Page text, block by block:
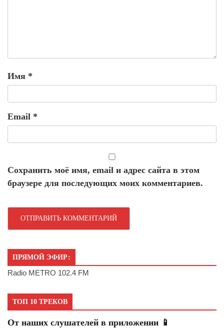
Имя *
Email *
Сохранить моё имя, email и адрес сайта в этом
браузере для последующих моих комментариев.
ПРЯМОЙ ЭФИР:
Radio METRO 102.4 FM
ТОП 10 ТРЕКОВ
От наших слушателей в приложении 📱